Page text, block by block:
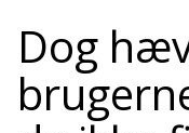
Dog